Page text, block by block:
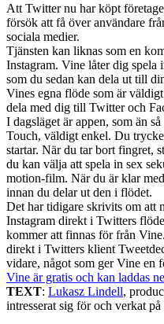
Att Twitter nu har köpt
försök att få över användare
sociala medier.
Tjänsten kan liknas som en
Instagram. Vine låter dig spela
som du sedan kan dela ut till
Vines egna flöde som är
dela med dig till Twitter och
I dagsläget är appen, som än
Touch, väldigt enkel. Du
startar. När du tar bort fingret,
du kan välja att spela in sex
motion-film. När du är klar
innan du delar ut den i flödet.
Det har tidigare skrivits om att
Instagram direkt i Twitters
kommer att finnas för från
direkt i Twitters klient
vidare, något som ger Vine en
Vine är gratis och kan laddas
TEXT: Lukasz Lindell,
intresserat sig för och verkat